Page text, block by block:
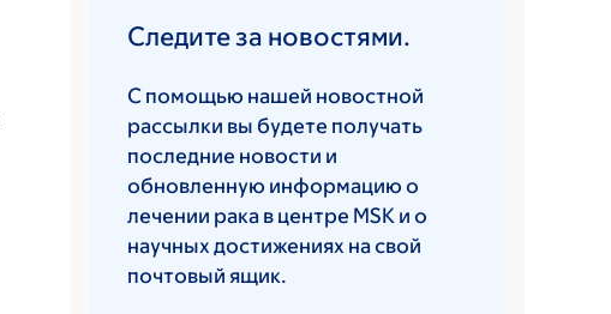
Следите за новостями.
С помощью нашей новостной
рассылки вы будете получать
последние новости и
обновленную информацию о
лечении рака в центре MSK и о
научных достижениях на свой
почтовый ящик.